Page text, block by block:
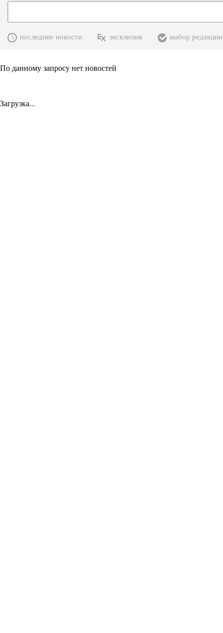
последние новости эксклюзив выбор редакции
По данному запросу нет новостей
Загрузка...